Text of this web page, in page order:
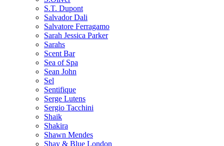
S.T. Dupont
Salvador Dali
Salvatore Ferragamo
Sarah Jessica Parker
Sarahs
Scent Bar
Sea of Spa
Sean John
Sel
Sentifique
Serge Lutens
Sergio Tacchini
Shaik
Shakira
Shawn Mendes
Shay & Blue London